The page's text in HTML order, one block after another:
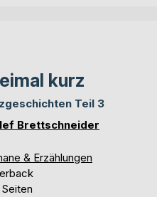
kurz
Teil 3
Brettschneider
& Erzählungen